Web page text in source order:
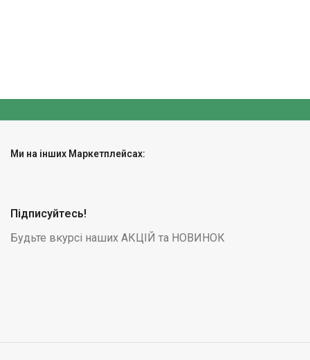
Ми на інших Маркетплейсах:
Підписуйтесь!
Будьте вкурсі наших АКЦІЙ та НОВИНОК